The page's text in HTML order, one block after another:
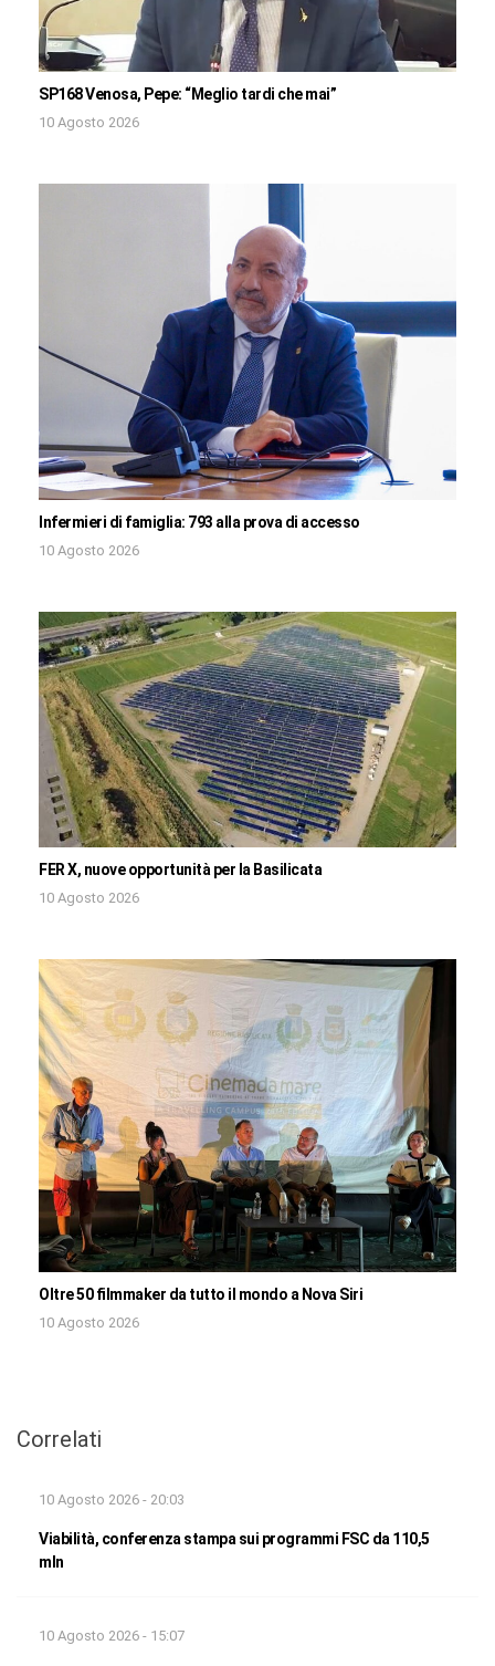
SP168 Venosa, Pepe: “Meglio tardi che mai”
10 Agosto 2026
Infermieri di famiglia: 793 alla prova di accesso
10 Agosto 2026
FER X, nuove opportunità per la Basilicata
10 Agosto 2026
Oltre 50 filmmaker da tutto il mondo a Nova Siri
10 Agosto 2026
Correlati
10 Agosto 2026 - 20:03
Viabilità, conferenza stampa sui programmi FSC da 110,5
mln
10 Agosto 2026 - 15:07